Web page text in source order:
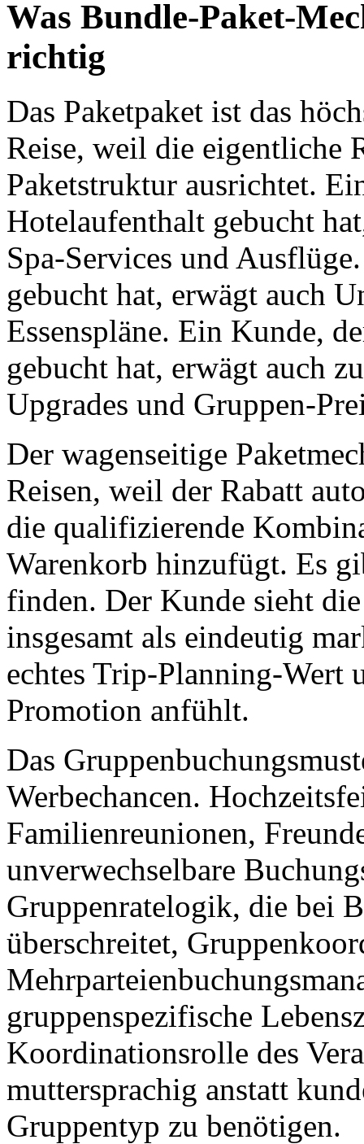
Was Bundle-Paket-
richtig
Das Paketpaket ist das
Reise, weil die eigentliche
Paketstruktur ausrichtet.
Hotelaufenthalt gebucht
Spa-Services und
gebucht hat, erwägt auch
Essenspläne. Ein Kunde,
gebucht hat, erwägt auch
Upgrades und Gruppen-
Der wagenseitige
Reisen, weil der Rabatt
die qualifizierende
Warenkorb hinzufügt. Es
finden. Der Kunde sieht
insgesamt als eindeutig
echtes Trip-Planning-Wert
Promotion anfühlt.
Das
Werbechancen.
Familienreunionen,
unverwechselbare
Gruppenratelogik, die bei
überschreitet,
gruppenspezifische
Koordinationsrolle des
muttersprachig anstatt
Gruppentyp zu benötigen.